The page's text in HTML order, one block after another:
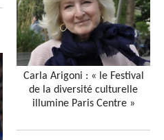
Carla Arigoni : « le Festival
de la diversité culturelle
illumine Paris Centre »